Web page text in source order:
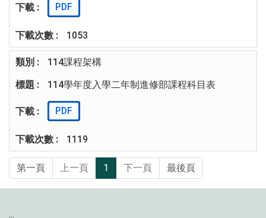
PDF
1053
114課程架構
114學年度入學二年制進修部課程科目表
PDF
1119
第一頁 上一頁 1 下一頁 最後頁